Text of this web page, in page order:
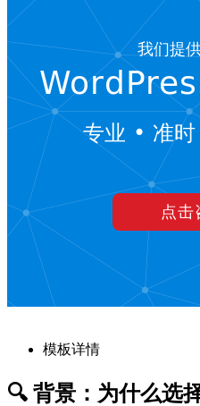
模板详情
🔍 背景：为什么选